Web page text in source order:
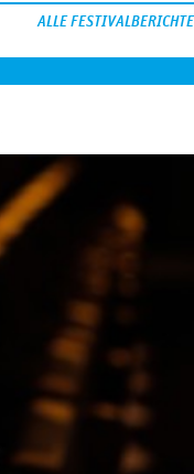
ALLE FESTIVALBERICHTE